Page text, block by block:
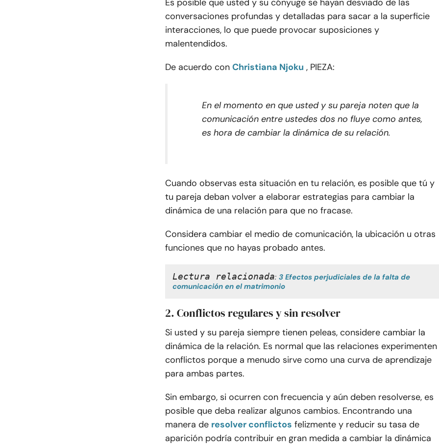
Es posible que usted y su cónyuge se hayan desviado de las
conversaciones profundas y detalladas para sacar a la superficie
interacciones, lo que puede provocar suposiciones y
malentendidos.
De acuerdo con Christiana Njoku , PIEZA:
En el momento en que usted y su pareja noten que la
comunicación entre ustedes dos no fluye como antes,
es hora de cambiar la dinámica de su relación.
Cuando observas esta situación en tu relación, es posible que tú y
tu pareja deban volver a elaborar estrategias para cambiar la
dinámica de una relación para que no fracase.
Considera cambiar el medio de comunicación, la ubicación u otras
funciones que no hayas probado antes.
Lectura relacionada: 3 Efectos perjudiciales de la falta de
comunicación en el matrimonio
2. Conflictos regulares y sin resolver
Si usted y su pareja siempre tienen peleas, considere cambiar la
dinámica de la relación. Es normal que las relaciones experimenten
conflictos porque a menudo sirve como una curva de aprendizaje
para ambas partes.
Sin embargo, si ocurren con frecuencia y aún deben resolverse, es
posible que deba realizar algunos cambios. Encontrando una
manera de resolver conflictos felizmente y reducir su tasa de
aparición podría contribuir en gran medida a cambiar la dinámica